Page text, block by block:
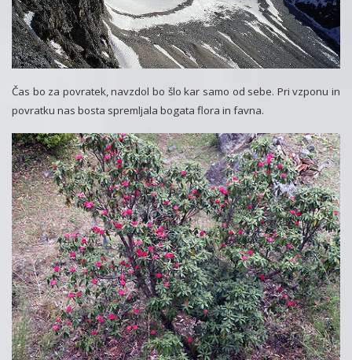
Čas bo za povratek, navzdol bo šlo kar samo od sebe. Pri vzponu in
povratku nas bosta spremljala bogata flora in favna.